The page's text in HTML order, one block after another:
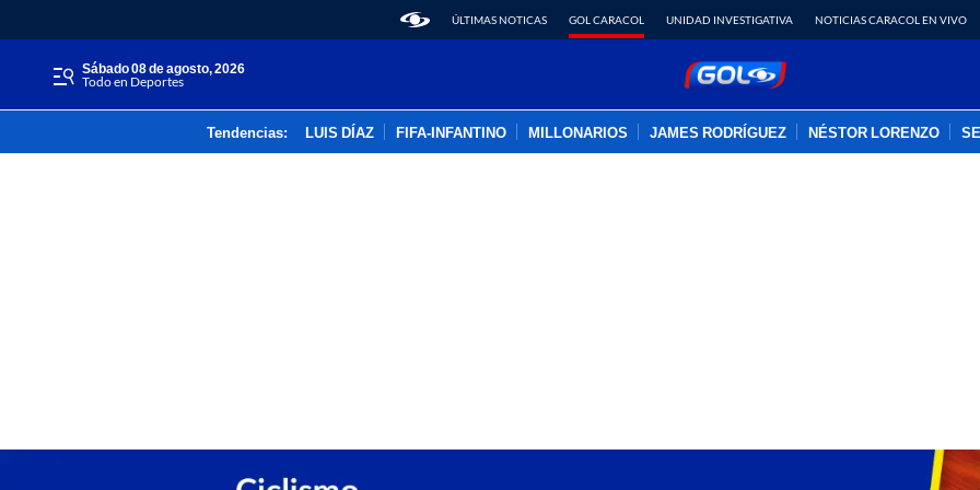
ÚLTIMAS NOTICAS GOL CARACOL UNIDAD INVESTIGATIVA NOTICIAS CARACOL EN VIVO
sábado 08 de agosto, 2026
Todo en Deportes
Tendencias: LUIS DÍAZ FIFA-INFANTINO MILLONARIOS JAMES RODRÍGUEZ NÉSTOR LORENZO